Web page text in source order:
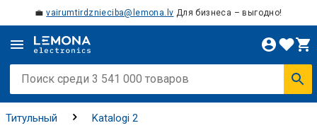
💼vairumtirdznieciba@lemona.lv Для бизнеса – выгодно!
Титульный Katalogi 2